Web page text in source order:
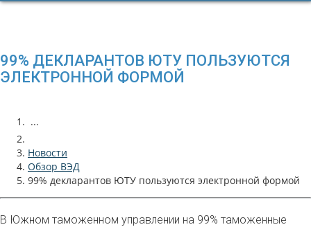
99% ДЕКЛАРАНТОВ ЮТУ ПОЛЬЗУЮТСЯ
ЭЛЕКТРОННОЙ ФОРМОЙ
...
Новости
Обзор ВЭД
99% декларантов ЮТУ пользуются электронной формой
В Южном таможенном управлении на 99% таможенные